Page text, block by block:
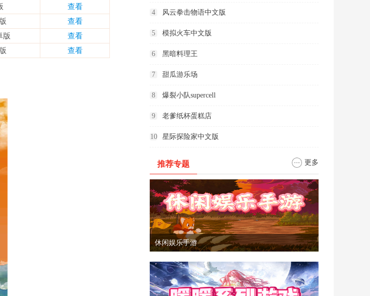
查看
查看
版
查看
查看
4 风云拳击物语中文版
5 模拟火车中文版
6 黑暗料理王
7 甜瓜游乐场
8 爆裂小队supercell
9 老爹纸杯蛋糕店
10 星际探险家中文版
推荐专题 更多
休闲娱乐手游